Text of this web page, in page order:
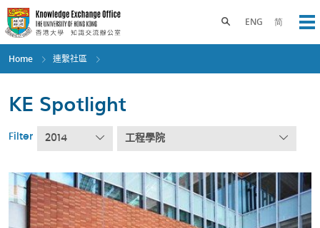
Skip
to
main
content
ENG 简
Toggle search panel
Home 連繫社區
KE Spotlight
Filter 2014 工程學院